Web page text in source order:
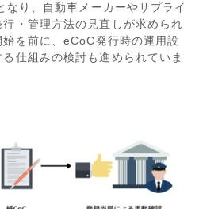
り、自動車メーカーやサプライ
・管理方法の見直しが求められ
を前に、eCoC発行時の運用設
仕組みの検討も進められていま